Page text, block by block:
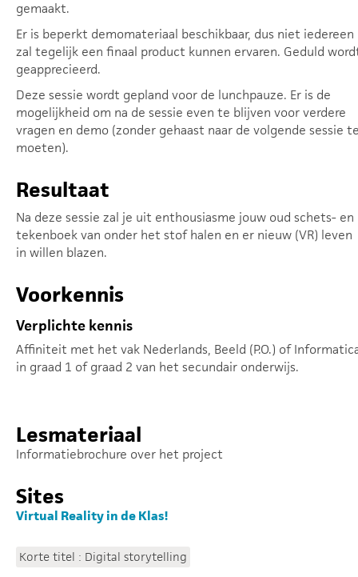
gemaakt.
Er is beperkt demomateriaal beschikbaar, dus niet iedereen
zal tegelijk een finaal product kunnen ervaren. Geduld
geapprecieerd.
Deze sessie wordt gepland voor de lunchpauze. Er is de
mogelijkheid om na de sessie even te blijven voor verdere
vragen en demo (zonder gehaast naar de volgende sessie
moeten).
Resultaat
Na deze sessie zal je uit enthousiasme jouw oud schets- en
tekenboek van onder het stof halen en er nieuw (VR) leven
in willen blazen.
Voorkennis
Verplichte kennis
Affiniteit met het vak Nederlands, Beeld (P.O.) of
in graad 1 of graad 2 van het secundair onderwijs.
Lesmateriaal
Informatiebrochure over het project
Sites
Virtual Reality in de Klas!
Korte titel : Digital storytelling